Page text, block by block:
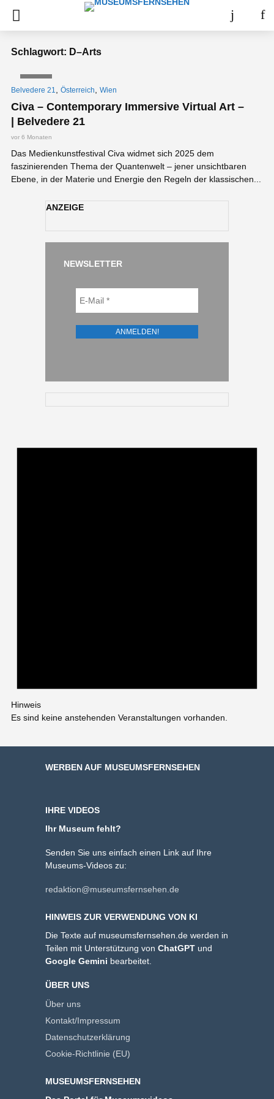
Schlagwort: D–Arts
Belvedere 21 Österreich Wien
Civa – Contemporary Immersive Virtual Art –
| Belvedere 21
vor 6 Monaten
Das Medienkunstfestival Civa widmet sich 2025 dem
faszinierenden Thema der Quantenwelt – jener unsichtbaren
Ebene, in der Materie und Energie den Regeln der klassischen...
ANZEIGE
NEWSLETTER
Hinweis
Es sind keine anstehenden Veranstaltungen vorhanden.
WERBEN AUF MUSEUMSFERNSEHEN
IHRE VIDEOS
Ihr Museum fehlt?
Senden Sie uns einfach einen Link auf Ihre
Museums-Videos zu:
redaktion@museumsfernsehen.de
HINWEIS ZUR VERWENDUNG VON KI
Die Texte auf museumsfernsehen.de werden in
Teilen mit Unterstützung von ChatGPT und
Google Gemini bearbeitet.
ÜBER UNS
Über uns
Kontakt/Impressum
Datenschutzerklärung
Cookie-Richtlinie (EU)
MUSEUMSFERNSEHEN